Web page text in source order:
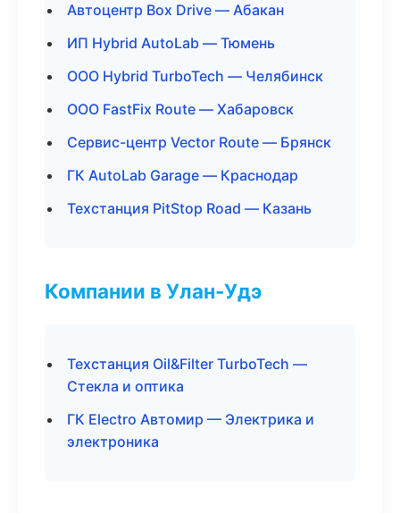
Автоцентр Box Drive — Абакан
ИП Hybrid AutoLab — Тюмень
ООО Hybrid TurboTech — Челябинск
ООО FastFix Route — Хабаровск
Сервис-центр Vector Route — Брянск
ГК AutoLab Garage — Краснодар
Техстанция PitStop Road — Казань
Компании в Улан-Удэ
Техстанция Oil&Filter TurboTech —
Стекла и оптика
ГК Electro Автомир — Электрика и
электроника